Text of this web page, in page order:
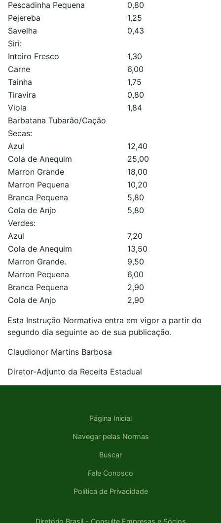
Pescadinha Pequena
0,80
Pejereba
1,25
Savelha
0,43
Siri:
Inteiro Fresco
1,30
Carne
6,00
Tainha
1,75
Tiravira
0,80
Viola
1,84
Barbatana Tubarão/Cação
Secas:
Azul
12,40
Cola de Anequim
25,00
Marron Grande
18,00
Marron Pequena
10,20
Branca Pequena
5,80
Cola de Anjo
5,80
Verdes:
Azul
7,20
Cola de Anequim
13,50
Marron Grande.
9,50
Marron Pequena
6,00
Branca Pequena
2,90
Cola de Anjo
2,90
Esta Instrução Normativa entra em vigor a partir do
segundo dia seguinte ao de sua publicação.
Claudionor Martins Barbosa
Diretor-Adjunto da Receita Estadual
Página Inicial
Navegar pelas Normas
Buscar
Fale Conosco
Política de Privacidade
Diretório Brasil - Consulte Empresas e Sócios